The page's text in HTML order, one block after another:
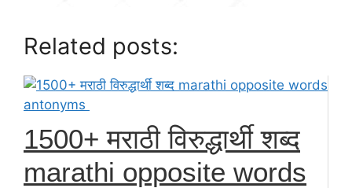
Related posts:
1500+ मराठी विरुद्धार्थी शब्द
marathi opposite words